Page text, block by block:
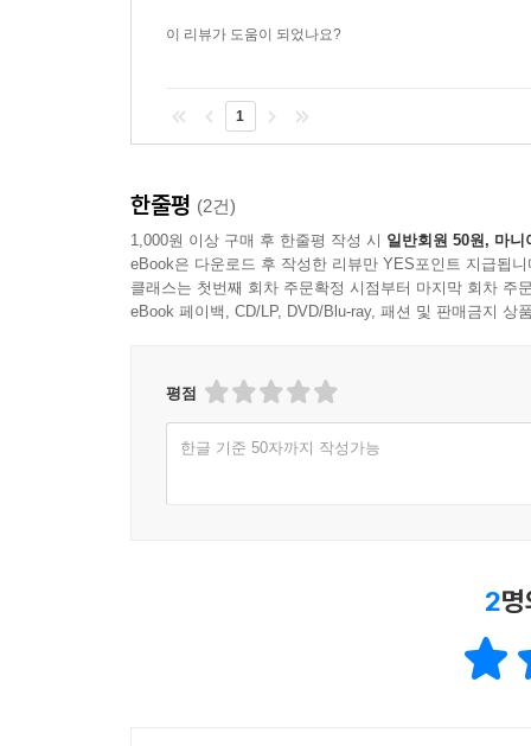
이 리뷰가 도움이 되었나요?
1
한줄평 (2건)
1,000원 이상 구매 후 한줄평 작성 시 일반회원 50원, 마니
eBook은 다운로드 후 작성한 리뷰만 YES포인트 지급됩니
클래스는 첫번째 회차 주문확정 시점부터 마지막 회차 주
eBook 페이백, CD/LP, DVD/Blu-ray, 패션 및 판매금지 상
평점
한글 기준 50자까지 작성가능
2